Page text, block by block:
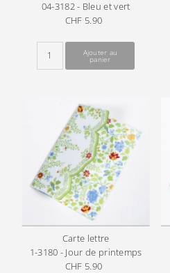
04-3182 - Bleu et vert
Prix
CHF 5.90
Carte lettre
1-3180 - Jour de printemps
Prix
CHF 5.90